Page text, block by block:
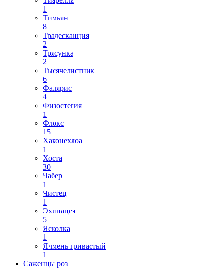
1
Тимьян
8
Традесканция
2
Трясунка
2
Тысячелистник
6
Фалярис
4
Физостегия
1
Флокс
15
Хаконехлоа
1
Хоста
30
Чабер
1
Чистец
1
Эхинацея
5
Ясколка
1
Ячмень гривастый
1
Саженцы роз